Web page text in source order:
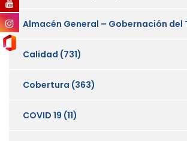
Almacén General – Gobernación del
Calidad (731)
Cobertura (363)
COVID 19 (11)